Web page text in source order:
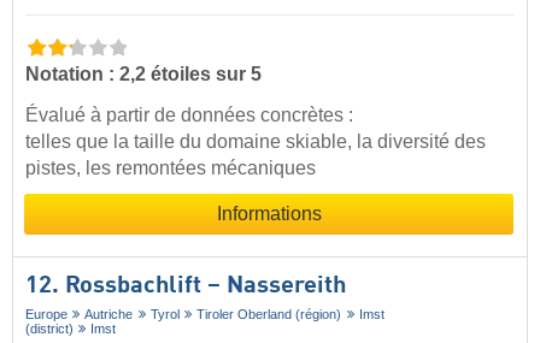
Notation : 2,2 étoiles sur 5
Évalué à partir de données concrètes :
telles que la taille du domaine skiable, la diversité des
pistes, les remontées mécaniques
Informations
12. Rossbachlift – Nassereith
Europe Autriche Tyrol Tiroler Oberland (région)
Imst
(district)
Imst